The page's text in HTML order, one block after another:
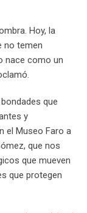
Hoy, la
no temen
nace como un
que
y
el Museo Faro a
que nos
que mueven
que protegen